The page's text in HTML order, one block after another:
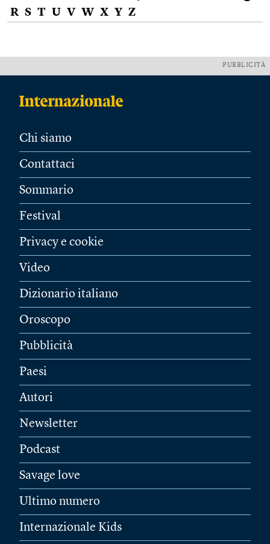
R S T U V W X Y Z
PUBBLICITÀ
Chi siamo
Contattaci
Sommario
Festival
Privacy e cookie
Video
Dizionario italiano
Oroscopo
Pubblicità
Paesi
Autori
Newsletter
Podcast
Savage love
Ultimo numero
Internazionale Kids